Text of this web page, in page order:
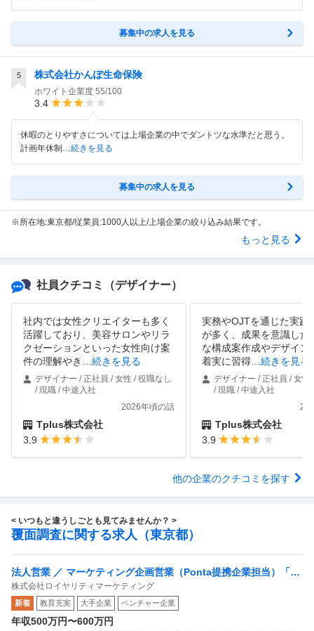
募集中の求人を見る
5 株式会社かんぽ生命保険
ホワイト企業度 55/100
3.4
休暇のとりやすさについては上場企業の中でダントツな水準だと思う。
計画年休制 …続きを見る
募集中の求人を見る
※所在地:東京都/従業員:1000人以上/上場企業の絞り込み結果です。
もっと見る
社員クチコミ （デザイナー）
社内では女性クリエイターも多く
活躍しており、美容サロンやリラ
クゼーションといった女性向け案
件の理解やき
続きを見る
デザイナー / 正社員 / 女性 / 役職なし
/ 現職 / 中途入社
2026年頃の話
Tplus株式会社
3.9
実務やOJTを通じた実践
が多く、成果を意識した
な構成案作成やデザイン
着実に習得
続きを見る
デザイナー / 正社員 / 女性
/ 現職 / 中途入社
Tplus株式会社
3.9
他の企業のクチコミを探す
< いつもと違うしごとも見てみませんか？ >
覆面調査に関する求人（東京都）
法人営業 ／ マーケティング企画営業（Ponta提携企業担当）「国
内最大級の共通ポイントサービスを展開／無駄のない消費社会を
目指すデータマーケティングカンパニー」
株式会社ロイヤリティマーケティング
新着 教育充実 大手企業 ベンチャー企業
年収500万円〜600万円